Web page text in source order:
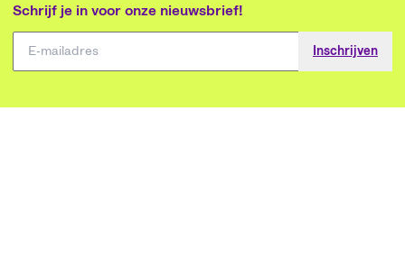
Schrijf je in voor onze nieuwsbrief!